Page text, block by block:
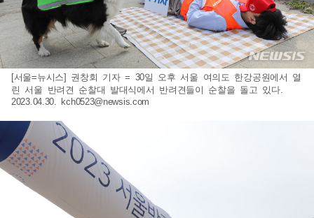
[서울=뉴시스] 권창회 기자 = 30일 오후 서울 여의도 한강공원에서 열
린 서울 반려견 순찰대 발대식에서 반려견들이 순찰을 돌고 있다.
2023.04.30. kch0523@newsis.com